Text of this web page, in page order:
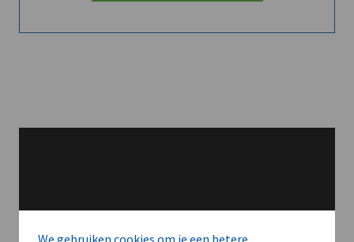
We gebruiken cookies om je een betere